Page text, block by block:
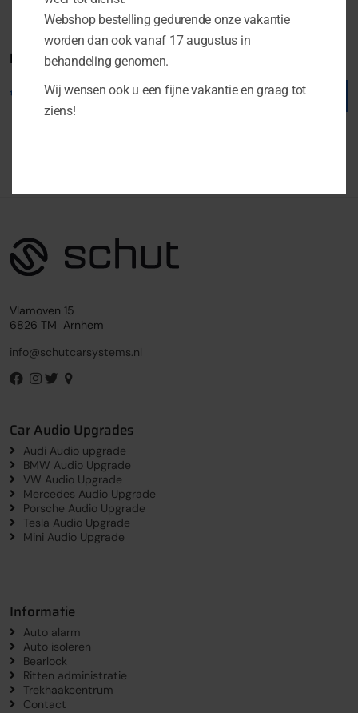
Boxmore LXE C130 S3.1
€ 89.00 €169.00
Vlamoven 15
6826 TM Arnhem
info@schutcarsystems.nl
Car Audio Upgrades
Audi Audio upgrade
BMW Audio Upgrade
VW Audio Upgrade
Mercedes Audio Upgrade
Porsche Audio Upgrade
Tesla Audio Upgrade
Mini Audio Upgrade
Informatie
Auto alarm
Auto isoleren
Bearlock
Ritten administratie
Trekhaakcentrum
Contact
Webshop bestelling gedurende onze vakantie
worden dan ook vanaf 17 augustus in
behandeling genomen.
Wij wensen ook u een fijne vakantie en graag tot
ziens!